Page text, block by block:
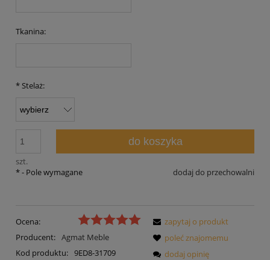
Tkanina:
*Stelaż:
szt.
do koszyka
dodaj do przechowalni
*- Pole wymagane
Ocena:
Producent: Agmat Meble
Kod produktu: 9ED8-31709
zapytaj o produkt
poleć znajomemu
dodaj opinię